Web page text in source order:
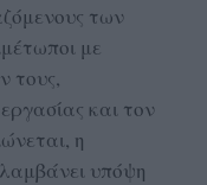
των
με
τους,
και τον
η
υπόψη